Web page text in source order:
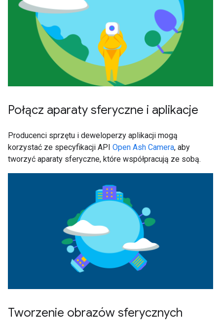
Połącz aparaty sferyczne i aplikacje
Producenci sprzętu i deweloperzy aplikacji mogą
korzystać ze specyfikacji API Open Ash Camera, aby
tworzyć aparaty sferyczne, które współpracują ze sobą.
Tworzenie obrazów sferycznych